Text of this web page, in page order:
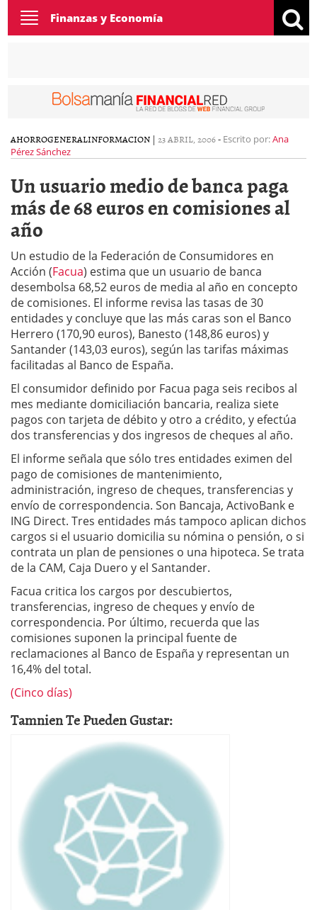
Toggle
navigation
Finanzas y Economía
AHORROGENERALINFORMACION | 23 ABRIL, 2006- Escrito por:Ana
Pérez Sánchez
Un usuario medio de banca paga
más de 68 euros en comisiones al
año
Un estudio de la Federación de Consumidores en
Acción (Facua) estima que un usuario de banca
desembolsa 68,52 euros de media al año en concepto
de comisiones. El informe revisa las tasas de 30
entidades y concluye que las más caras son el Banco
Herrero (170,90 euros), Banesto (148,86 euros) y
Santander (143,03 euros), según las tarifas máximas
facilitadas al Banco de España.
El consumidor definido por Facua paga seis recibos al
mes mediante domiciliación bancaria, realiza siete
pagos con tarjeta de débito y otro a crédito, y efectúa
dos transferencias y dos ingresos de cheques al año.
El informe señala que sólo tres entidades eximen del
pago de comisiones de mantenimiento,
administración, ingreso de cheques, transferencias y
envío de correspondencia. Son Bancaja, ActivoBank e
ING Direct. Tres entidades más tampoco aplican dichos
cargos si el usuario domicilia su nómina o pensión, o si
contrata un plan de pensiones o una hipoteca. Se trata
de la CAM, Caja Duero y el Santander.
Facua critica los cargos por descubiertos,
transferencias, ingreso de cheques y envío de
correspondencia. Por último, recuerda que las
comisiones suponen la principal fuente de
reclamaciones al Banco de España y representan un
16,4% del total.
(Cinco días)
Tamnien Te Pueden Gustar: